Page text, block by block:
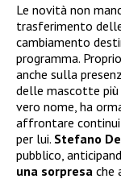
Le novità non
trasferimento
cambiamento
programma.
anche sulla
delle mascotte più
vero nome, ha
affrontare
per lui. Stefano
pubblico,
una sorpresa che